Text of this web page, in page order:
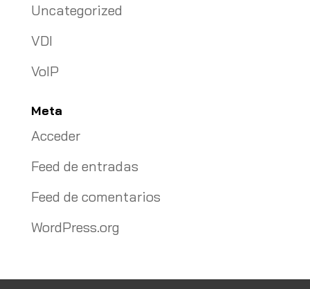
Uncategorized
VDI
VoIP
Meta
Acceder
Feed de entradas
Feed de comentarios
WordPress.org